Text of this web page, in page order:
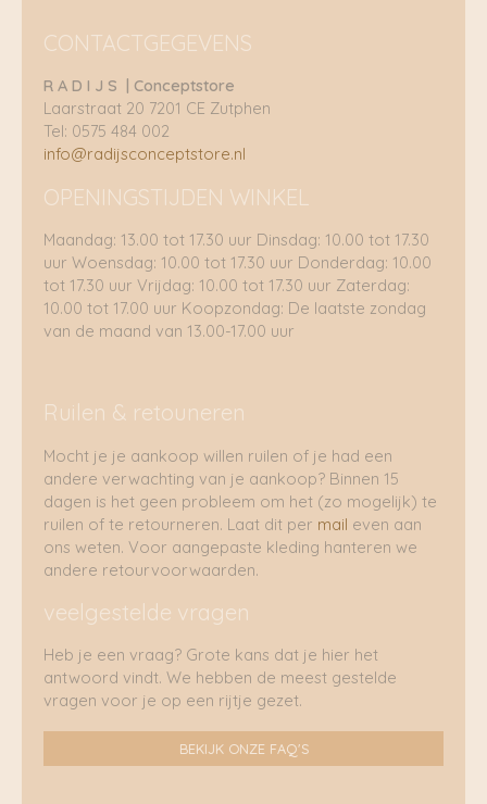
CONTACTGEGEVENS
R A D I J S | Conceptstore
Laarstraat 20 7201 CE Zutphen
Tel: 0575 484 002
info@radijsconceptstore.nl
OPENINGSTIJDEN WINKEL
Maandag: 13.00 tot 17.30 uur Dinsdag: 10.00 tot 17.30
uur Woensdag: 10.00 tot 17.30 uur Donderdag: 10.00
tot 17.30 uur Vrijdag: 10.00 tot 17.30 uur Zaterdag:
10.00 tot 17.00 uur Koopzondag: De laatste zondag
van de maand van 13.00-17.00 uur
Ruilen & retouneren
Mocht je je aankoop willen ruilen of je had een
andere verwachting van je aankoop? Binnen 15
dagen is het geen probleem om het (zo mogelijk) te
ruilen of te retourneren. Laat dit per mail even aan
ons weten. Voor aangepaste kleding hanteren we
andere retourvoorwaarden.
veelgestelde vragen
Heb je een vraag? Grote kans dat je hier het
antwoord vindt. We hebben de meest gestelde
vragen voor je op een rijtje gezet.
BEKIJK ONZE FAQ'S